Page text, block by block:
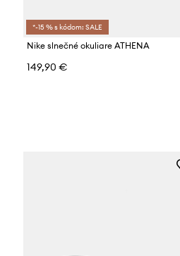
*-15 % s kódom: SALE
Nike slnečné okuliare ATHENA
149,90 €